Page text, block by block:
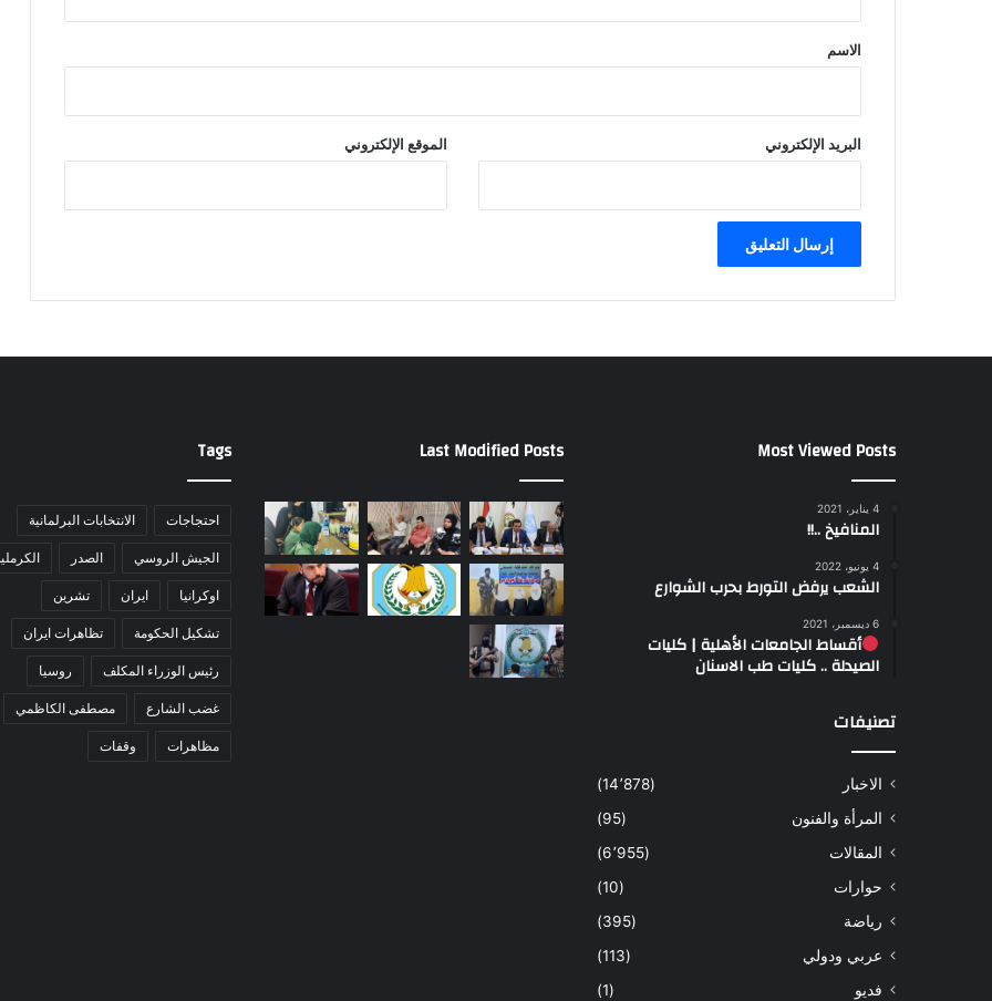
*
الاسم
البريد الإلكتروني الموقع الإلكتروني
Most Viewed Posts
4 يناير، 2021
المنافيخ ..!!
4 يونيو، 2022
الشعب يرفض التورط بحرب الشوارع
6 ديسمبر، 2021
أقساط الجامعات الأهلية | كليات
الصيدلة .. كليات طب الاسنان
تصنيفات
الاخبار
(14٬878)
المرأة والفنون
(95)
المقالات
(6٬955)
حوارات
(10)
رياضة
(395)
عربي ودولي
(113)
فديو
(1)
Last Modified Posts
Tags
احتجاجات الانتخابات البرلمانية
الجيش الروسي الصدر
اوكرانيا ايران تشرين
تشكيل الحكومة تظاهرات ايران
رئيس الوزراء المكلف روسيا
غضب الشارع مصطفى الكاظمي
مظاهرات وقفات